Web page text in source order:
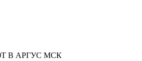
В АРГУС МСК